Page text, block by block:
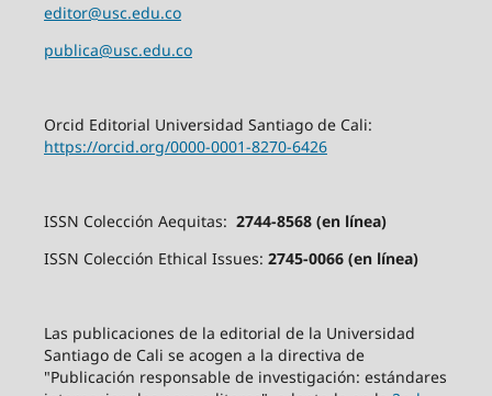
editor@usc.edu.co
publica@usc.edu.co
Orcid Editorial Universidad Santiago de Cali:
https://orcid.org/0000-0001-8270-6426
ISSN Colección Aequitas: 2744-8568 (en línea)
ISSN Colección Ethical Issues: 2745-0066 (en línea)
Las publicaciones de la editorial de la Universidad
Santiago de Cali se acogen a la directiva de
"Publicación responsable de investigación: estándares